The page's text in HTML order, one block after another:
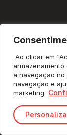
Ao clicar em
a navegaçao no
navegação e
marketing.